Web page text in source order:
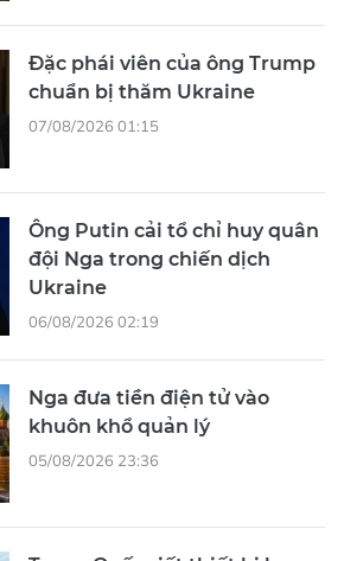
Đặc phái viên của ông Trump
chuẩn bị thăm Ukraine
07/08/2026 01:15
Ông Putin cải tổ chỉ huy quân
đội Nga trong chiến dịch
Ukraine
06/08/2026 02:19
Nga đưa tiền điện tử vào
khuôn khổ quản lý
05/08/2026 23:36